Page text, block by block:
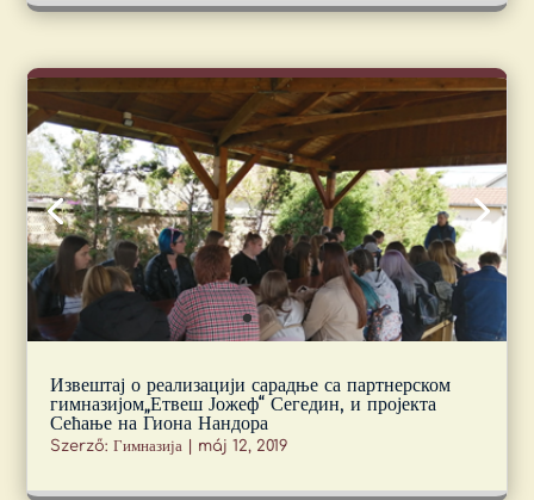
Извештај о реализацији сарадње са партнерском
гимназијом„Етвеш Јожеф“ Сегедин, и пројекта
Сећање на Гиона Нандора
Szerző:Гимназија máj 12, 2019